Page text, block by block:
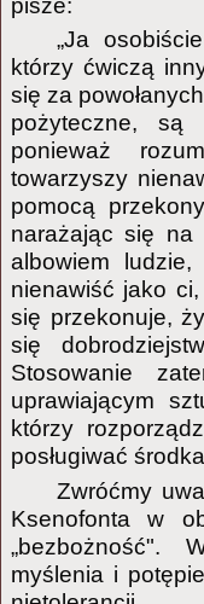
pisze:
„Ja
którzy ćwiczą
się za
pożyteczne, są
ponieważ
towarzyszy
pomocą
narażając się na
albowiem
nienawiść jako
się przekonuje,
się
Stosowanie
uprawiającym
którzy
posługiwać
Zwróćmy
Ksenofonta w
„bezbożność".
myślenia i